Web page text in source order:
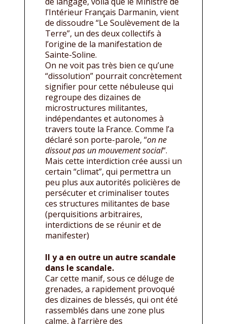
l’Intérieur Français Darmanin, vient
de dissoudre “Le Soulèvement de la
Terre”, un des deux collectifs à
l’origine de la manifestation de
Sainte-Soline.
On ne voit pas très bien ce qu’une
“dissolution” pourrait concrètement
signifier pour cette nébuleuse qui
regroupe des dizaines de
microstructures militantes,
indépendantes et autonomes à
travers toute la France. Comme l’a
déclaré son porte-parole, “on ne
dissout pas un mouvement social“.
Mais cette interdiction crée aussi un
certain “climat”, qui permettra un
peu plus aux autorités policières de
persécuter et criminaliser toutes
ces structures militantes de base
(perquisitions arbitraires,
interdictions de se réunir et de
manifester)
Il y a en outre un autre scandale
dans le scandale.
Car cette manif, sous ce déluge de
grenades, a rapidement provoqué
des dizaines de blessés, qui ont été
rassemblés dans une zone plus
calme, à l’arrière des